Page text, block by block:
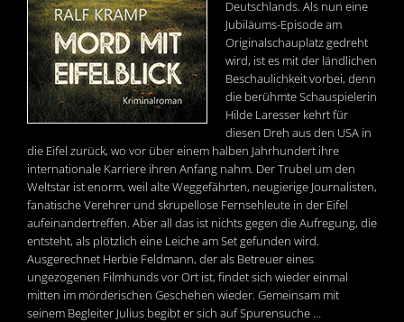
Deutschlands. Als nun eine
Jubiläums-Episode am
Originalschauplatz gedreht
wird, ist es mit der ländlichen
Beschaulichkeit vorbei, denn
die berühmte Schauspielerin
Hilde Laresser kehrt für
diesen Dreh aus den USA in
die Eifel zurück, wo vor über einem halben Jahrhundert ihre
internationale Karriere ihren Anfang nahm. Der Trubel um den
Weltstar ist enorm, weil alte Weggefährten, neugierige Journalisten,
fanatische Verehrer und skrupellose Fernsehleute in der Eifel
aufeinandertreffen. Aber all das ist nichts gegen die Aufregung, die
entsteht, als plötzlich eine Leiche am Set gefunden wird.
Ausgerechnet Herbie Feldmann, der als Betreuer eines
ungezogenen Filmhunds vor Ort ist, findet sich wieder einmal
mitten im mörderischen Geschehen wieder. Gemeinsam mit
seinem Begleiter Julius begibt er sich auf Spurensuche …